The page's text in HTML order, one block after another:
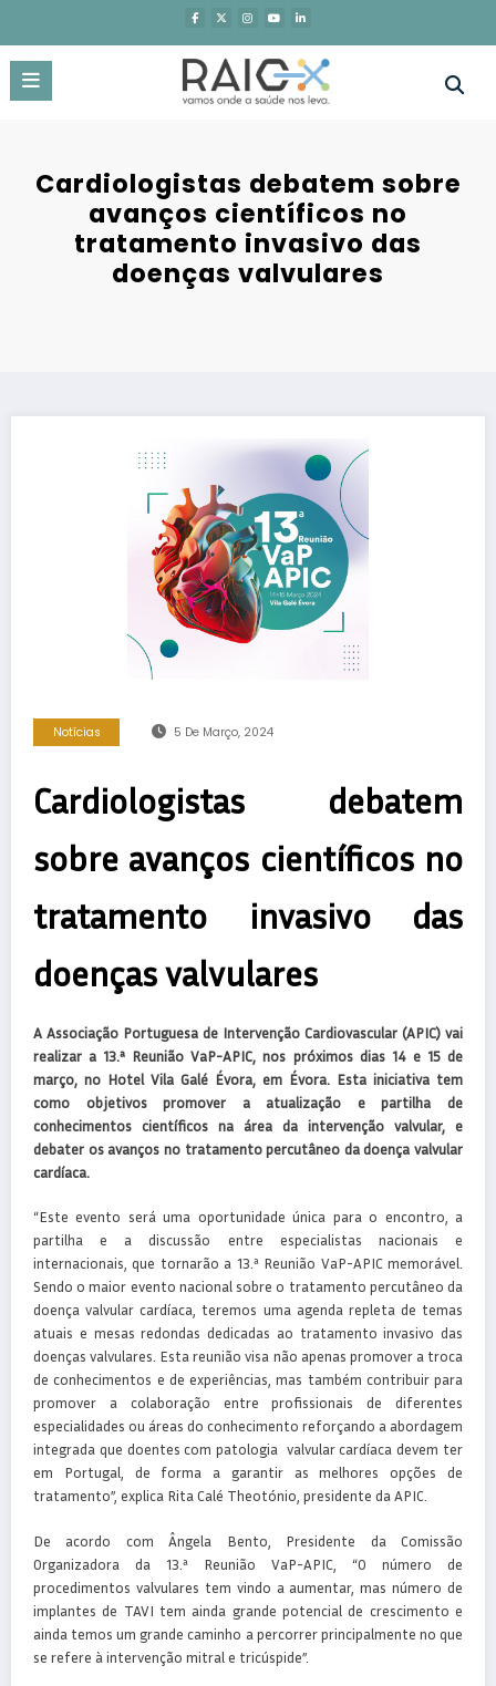
o
conteúdo
Cardiologistas debatem sobre
avanços científicos no
tratamento invasivo das
doenças valvulares
Notícias 5 De Março, 2024
Cardiologistas debatem
sobre avanços científicos no
tratamento invasivo das
doenças valvulares
A Associação Portuguesa de Intervenção Cardiovascular (APIC) vai
realizar a 13.ª Reunião VaP-APIC, nos próximos dias 14 e 15 de
março, no Hotel Vila Galé Évora, em Évora. Esta iniciativa tem
como objetivos promover a atualização e partilha de
conhecimentos científicos na área da intervenção valvular, e
debater os avanços no tratamento percutâneo da doença valvular
cardíaca.
“Este evento será uma oportunidade única para o encontro, a
partilha e a discussão entre especialistas nacionais e
internacionais, que tornarão a 13.ª Reunião VaP-APIC memorável.
Sendo o maior evento nacional sobre o tratamento percutâneo da
doença valvular cardíaca, teremos uma agenda repleta de temas
atuais e mesas redondas dedicadas ao tratamento invasivo das
doenças valvulares. Esta reunião visa não apenas promover a troca
de conhecimentos e de experiências, mas também contribuir para
promover a colaboração entre profissionais de diferentes
especialidades ou áreas do conhecimento reforçando a abordagem
integrada que doentes com patologia valvular cardíaca devem ter
em Portugal, de forma a garantir as melhores opções de
tratamento”, explica Rita Calé Theotónio, presidente da APIC.
De acordo com Ângela Bento, Presidente da Comissão
Organizadora da 13.ª Reunião VaP-APIC, “O número de
procedimentos valvulares tem vindo a aumentar, mas número de
implantes de TAVI tem ainda grande potencial de crescimento e
ainda temos um grande caminho a percorrer principalmente no que
se refere à intervenção mitral e tricúspide”.